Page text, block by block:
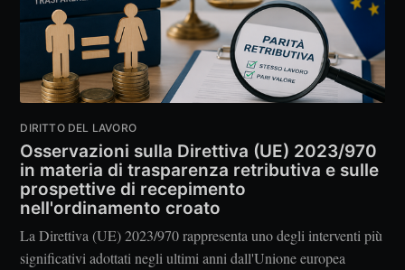
DIRITTO DEL LAVORO
Osservazioni sulla Direttiva (UE) 2023/970
in materia di trasparenza retributiva e sulle
prospettive di recepimento
nell'ordinamento croato
La Direttiva (UE) 2023/970 rappresenta uno degli interventi più
significativi adottati negli ultimi anni dall'Unione europea